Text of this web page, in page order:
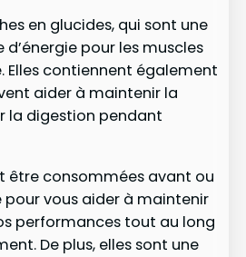
en glucides, qui sont une
pour les muscles
Elles contiennent également
aider à maintenir la
la digestion pendant
être consommées avant ou
pour vous aider à maintenir
performances tout au long
De plus, elles sont une